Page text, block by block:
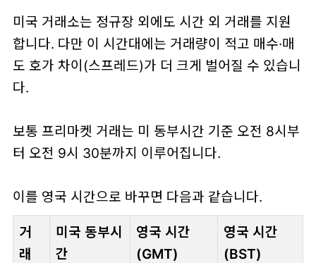
미국 거래소는 정규장 외에도 시간 외 거래를 지원
합니다. 다만 이 시간대에는 거래량이 적고 매수·매
도 호가 차이(스프레드)가 더 크게 벌어질 수 있습니
다.
보통 프리마켓 거래는 미 동부시간 기준 오전 8시부
터 오전 9시 30분까지 이루어집니다.
이를 영국 시간으로 바꾸면 다음과 같습니다.
거
래
미국 동부시
간
영국 시간
(GMT)
영국 시간
(BST)